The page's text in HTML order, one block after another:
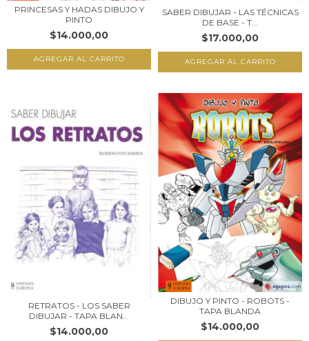
PRINCESAS Y HADAS DIBUJO Y
PINTO
$14.000,00
SABER DIBUJAR - LAS TÉCNICAS
DE BASE - T...
$17.000,00
RETRATOS - LOS SABER
DIBUJAR - TAPA BLAN...
$14.000,00
DIBUJO Y PINTO - ROBOTS -
TAPA BLANDA
$14.000,00